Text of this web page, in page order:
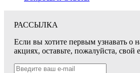
РАССЫЛКА
Если вы хотите первым узнавать о
акциях, оставьте, пожалуйста, свой